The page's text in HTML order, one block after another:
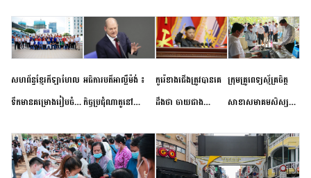
សហព័ន្ធខ្មែរកីឡាហែល
ទឹកមានគម្រោងរៀបចំ
កម្រិតបឋម ដល់ឧត្តម
សិក្សានាពេលខាងមុខ
អធិការបតីអាល្លឺម៉ង់ ៖
កិច្ចប្រជុំណាតូនៅ
ខាងមុខនឹងបញ្ជូនសញ្ញា
នៃភាពស្អិតរមួត និង
កូរ៉េខាងជើងត្រូវបានគេ
ដឹងថា ចាយជាង
អភិវឌ្ឍន៍នុយក្លេអ៊ែរ
ក្រុមគ្រូពេទ្យស្ម័គ្រចិត្ត
សាខាសមាគមសិស្ស
ខេត្តកំពង់ចាម ចុះពិនិត្យ
ពិគ្រោះជំងឺទូទៅ និងផ្តល់